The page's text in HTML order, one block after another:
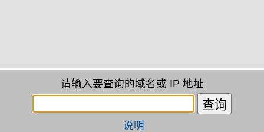
请输入要查询的域名或 IP 地址
说明